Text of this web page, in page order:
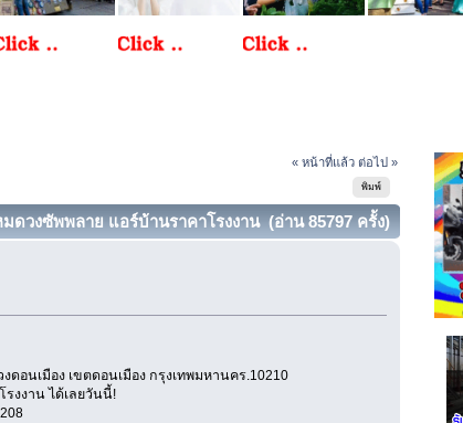
« หน้าที่แล้ว ต่อไป »
พิมพ์
วงซัพพลาย แอร์บ้านราคาโรงงาน (อ่าน 85797 ครั้ง)
ดอนเมือง เขตดอนเมือง กรุงเทพมหานคร.10210
งงาน ได้เลยวันนี้!